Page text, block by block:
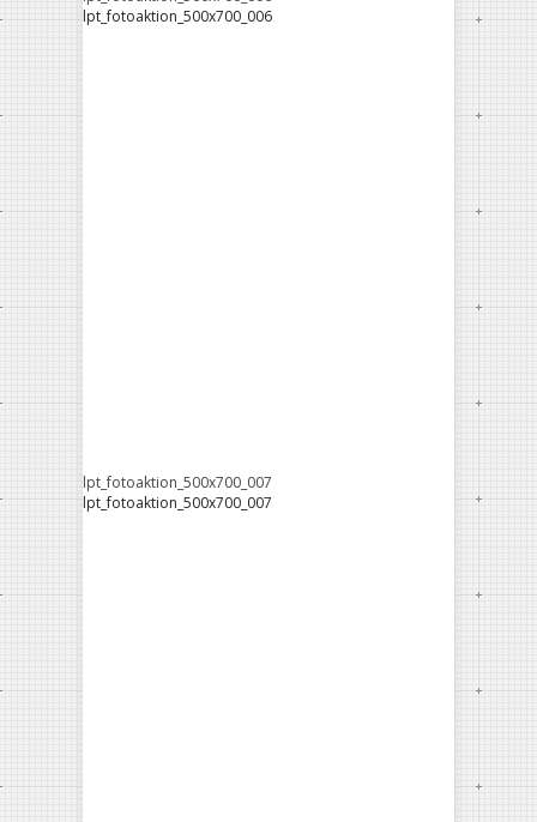
lpt_fotoaktion_500x700_006
lpt_fotoaktion_500x700_007
lpt_fotoaktion_500x700_007